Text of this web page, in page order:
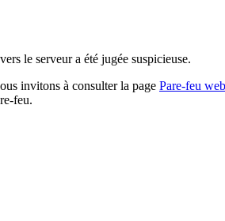
le serveur a été jugée suspicieuse.
invitons à consulter la page Pare-feu
feu.